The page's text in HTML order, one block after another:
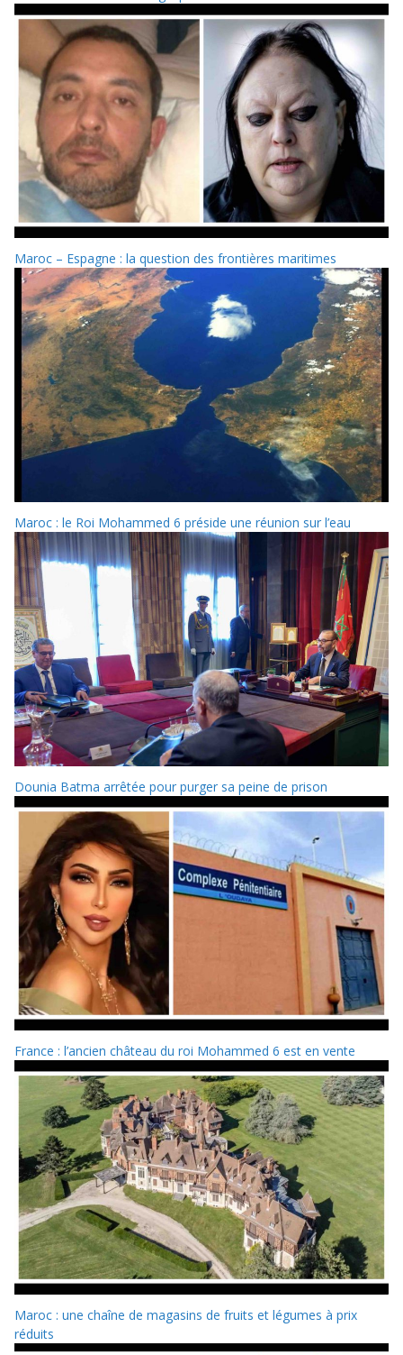
Maroc – Espagne : la question des frontières maritimes
Maroc : le Roi Mohammed 6 préside une réunion sur l’eau
Dounia Batma arrêtée pour purger sa peine de prison
France : l’ancien château du roi Mohammed 6 est en vente
Maroc : une chaîne de magasins de fruits et légumes à prix
réduits